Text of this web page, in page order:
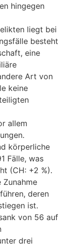
hingegen
liegt bei
besteht
eine
Art von
keine
allem
körperliche
Fälle, was
(CH: +2 %).
deren
ist.
von 56 auf
drei